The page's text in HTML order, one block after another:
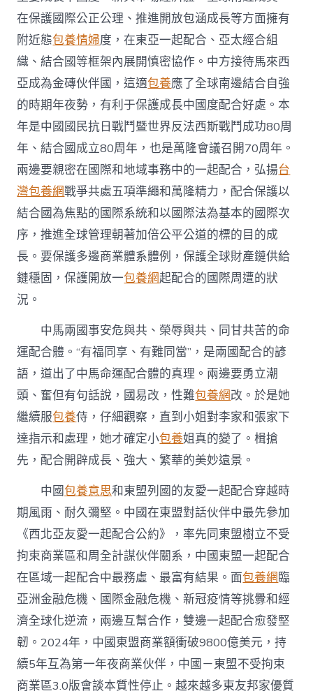
在保護國際公正公理、推進開放包涵成長等方面擁有
附近態包養情婦度，在東亞一起配合、亞太經合組
織、結合國等框架內展開慎密協作。中方接待馬來西
亞成為金磚伙伴國，這適包養應了全球南邊結合自強
的時期年夜勢，有利于保護成長中國度配合好處。本
年是中國國民抗日戰鬥暨世界反法西斯戰鬥成功80周
年、結合國成立80周年，也是萬隆會議召開70周年。
兩邊要親密在國際和地域事務中的一起配合，弘揚台
灣包養網戰爭共處五項準繩和萬隆精力，配合保護以
結合國為焦點的國際系統和以國際法為基本的國際次
序，推進全球管理朝著加倍公平公道的標的目的成
長。要保護多邊商業體系體例，保護全球財產鏈供給
鏈穩固，保護開放一包養網起配合的國際周遭的狀
況。
中馬兩國事安危與共、榮辱與共、同甘共苦的命
運配合體。“有福同享、有難同當”，是兩國配合的諺
語，道出了中馬命運配合體的真理。兩邊要勇立潮
頭、奮但有句話說，國易改，性難包養網改。於是她
繼續服包養侍，仔細觀察，直到小姐對李家和張家下
達指示和處理，她才確定小包養姐真的變了。楫搶
先，配合開辟成長、強大、繁華的美妙遠景。
中國包養意思和東盟列國的友愛一起配合穿越時
期風雨、耐久彌堅。中國在東盟對話伙伴中最先參加
《西北亞友愛一起配合公約》，率先同東盟樹立不受
拘束商業區和周全計謀伙伴關系，中國東盟一起配合
在區域一起配合中最務虛、最富有結果。面包養網臨
亞洲金融危機、國際金融危機、新冠疫情等挑釁和經
濟全球化逆流，兩邊互幫合作，雙邊一起配合愈發堅
韌。2024年，中國東盟商業額衝破9800億美元，持
續5年互為第一年夜商業伙伴，中國－東盟不受拘束
商業區3.0版會談本質性停止。越來越多東友邦家優質